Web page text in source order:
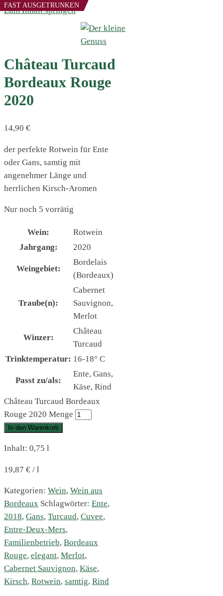
Zum Inhalt springen
Château Turcaud
Bordeaux Rouge
2020
14,90 €
der perfekte Rotwein für Ente
oder Gans, samtig mit
angenehmer Länge und
herrlichen Kirsch-Aromen
Nur noch 5 vorrätig
Wein:
Rotwein
Jahrgang:
2020
Weingebiet:
Bordelais
(Bordeaux)
Traube(n):
Cabernet
Sauvignon,
Merlot
Winzer:
Château
Turcaud
Trinktemperatur: 16-18° C
Passt zu/als:
Ente, Gans,
Käse, Rind
Château Turcaud Bordeaux
Rouge 2020 Menge
In den Warenkorb
Inhalt: 0,75 l
19,87 € / l
Kategorien: Wein, Wein aus
Bordeaux Schlagwörter: Ente,
2018, Gans, Turcaud, Cuvee,
Entre-Deux-Mers,
Familienbetrieb, Bordeaux
Rouge, elegant, Merlot,
Cabernet Sauvignon, Käse,
Kirsch, Rotwein, samtig, Rind
FAST AUSGETRUNKEN
FAST AUSGETRUNKEN